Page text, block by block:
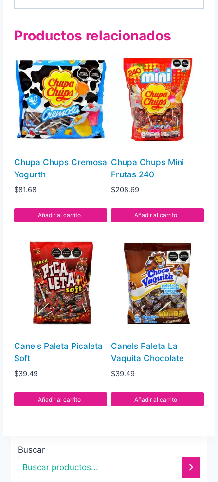
fresa,
naranja
limón
40
pz
cantidad
Productos relacionados
Chupa Chups Cremosa
Yogurth
$81.68
Añadir al carrito
Chupa Chups Mini
Frutas 240
$208.69
Añadir al carrito
Canels Paleta Picaleta
Soft
$39.49
Añadir al carrito
Canels Paleta La
Vaquita Chocolate
$39.49
Añadir al carrito
Buscar